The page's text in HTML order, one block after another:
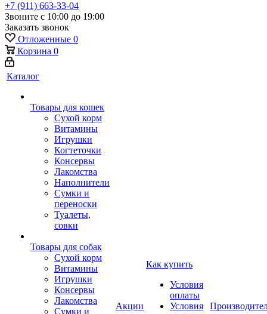
+7 (911) 663-33-04
Звоните с 10:00 до 19:00
Заказать звонок
Отложенные 0
Корзина 0
Каталог
Товары для кошек
Cухой корм
Витамины
Игрушки
Когтеточки
Консервы
Лакомства
Наполнители
Сумки и
переноски
Туалеты,
совки
Товары для собак
Cухой корм
Витамины
Игрушки
Консервы
Лакомства
Сумки и
Акции
Как купить
Условия
оплаты
Условия